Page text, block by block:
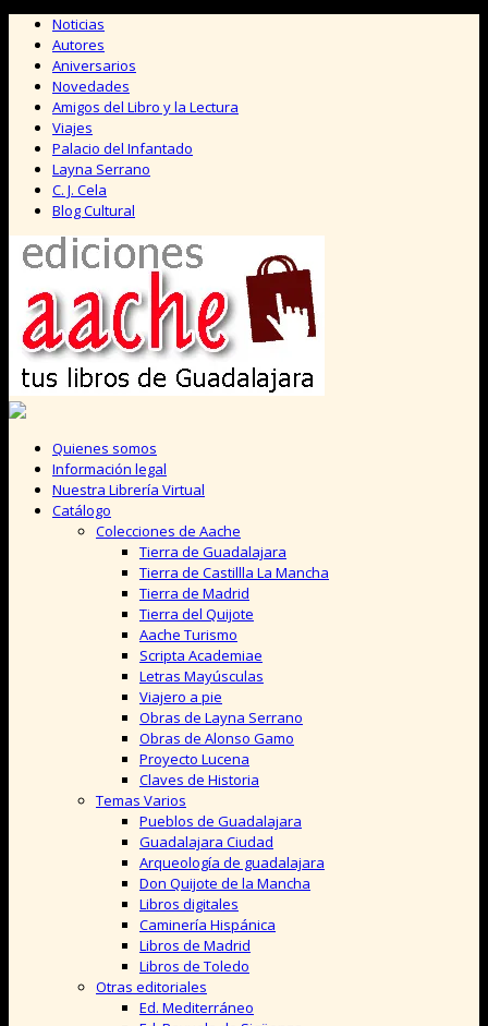
Saltar
contenido
Noticias
Autores
Aniversarios
Novedades
Amigos del Libro y la Lectura
Viajes
Palacio del Infantado
Layna Serrano
C. J. Cela
Blog Cultural
Quienes somos
Información legal
Nuestra Librería Virtual
Catálogo
Colecciones de Aache
Tierra de Guadalajara
Tierra de Castillla La Mancha
Tierra de Madrid
Tierra del Quijote
Aache Turismo
Scripta Academiae
Letras Mayúsculas
Viajero a pie
Obras de Layna Serrano
Obras de Alonso Gamo
Proyecto Lucena
Claves de Historia
Temas Varios
Pueblos de Guadalajara
Guadalajara Ciudad
Arqueología de guadalajara
Don Quijote de la Mancha
Libros digitales
Caminería Hispánica
Libros de Madrid
Libros de Toledo
Otras editoriales
Ed. Mediterráneo